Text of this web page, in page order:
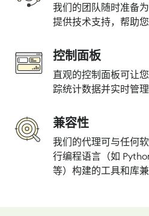
我们的团队随时准备
提供技术支持，帮助
控制面板
直观的控制面板可让
踪统计数据并实时管理
兼容性
我们的代理可与任何
行编程语言（如
等）构建的工具和库兼